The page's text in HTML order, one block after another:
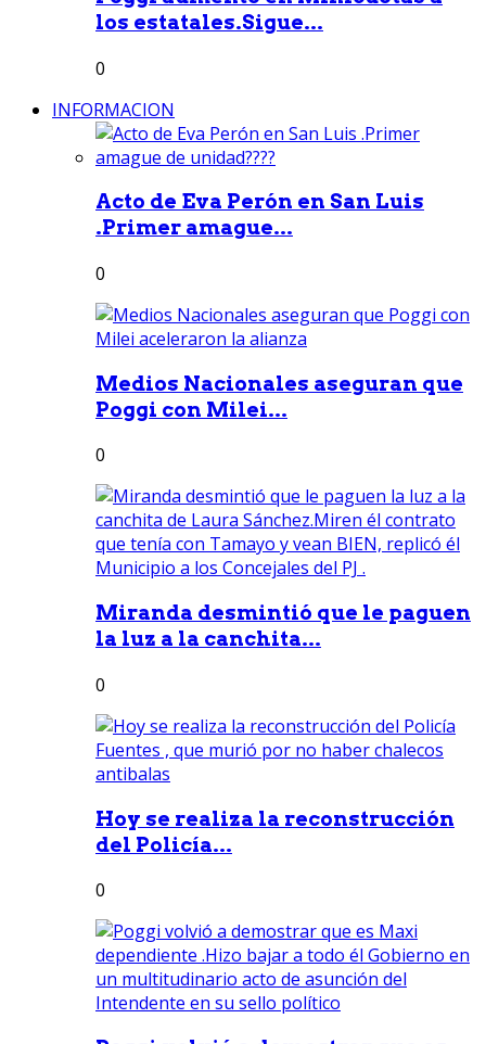
los estatales.Sigue...
0
INFORMACION
Acto de Eva Perón en San Luis
.Primer amague...
0
Medios Nacionales aseguran que
Poggi con Milei...
0
Miranda desmintió que le paguen
la luz a la canchita...
0
Hoy se realiza la reconstrucción
del Policía...
0